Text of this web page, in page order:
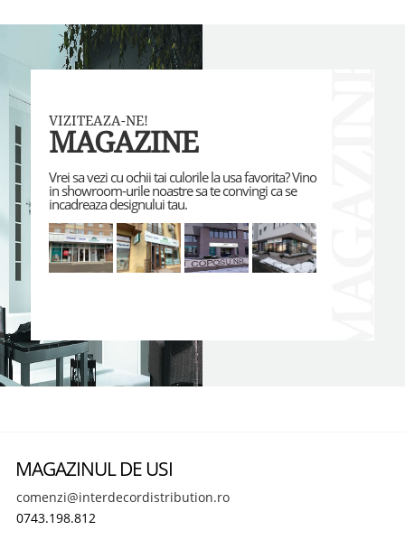
VIZITEAZA-NE!
MAGAZINE
Vrei sa vezi cu ochii tai culorile la usa favorita? Vino
in showroom-urile noastre sa te convingi ca se
incadreaza designului tau.
MAGAZINUL DE USI
comenzi@interdecordistribution.ro
0743.198.812